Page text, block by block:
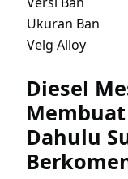
Ukuran Ban
Velg Alloy
Diesel
Dahulu